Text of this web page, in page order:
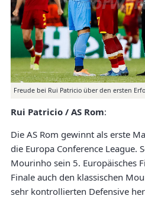
Freude bei Rui Patricio über den ersten
Rui Patricio / AS Rom:
Die AS Rom gewinnt als erste
die Europa Conference League.
Mourinho sein 5. Europäisches
Finale auch den klassischen
sehr kontrollierten Defensive